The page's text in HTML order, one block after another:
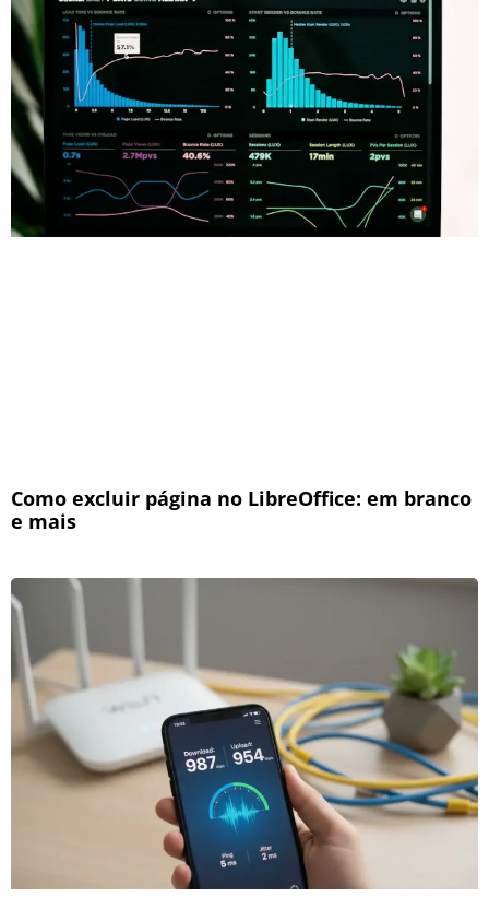
Como excluir página no LibreOffice: em branco
e mais